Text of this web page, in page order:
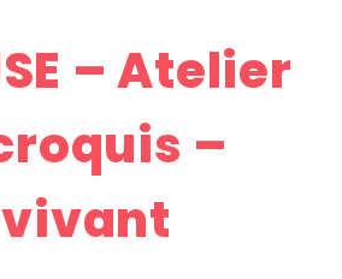
– Atelier
–